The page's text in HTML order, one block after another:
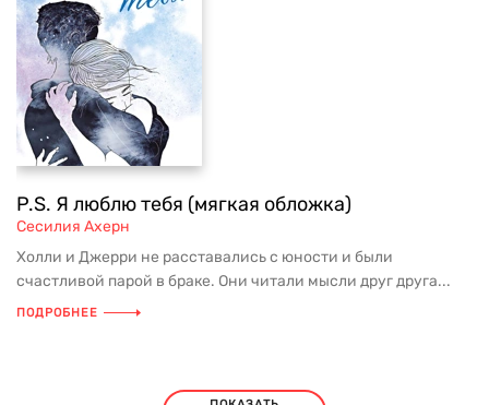
P.S. Я люблю тебя (мягкая обложка)
Сесилия Ахерн
Холли и Джерри не расставались с юности и были
счастливой парой в браке. Они читали мысли друг друга...
ПОДРОБНЕЕ